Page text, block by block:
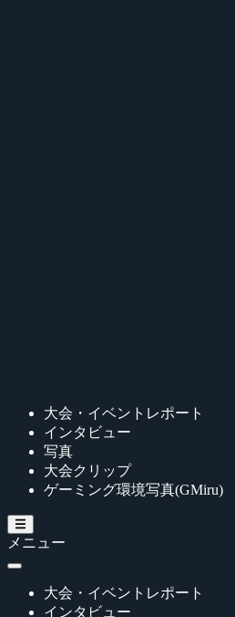
大会・イベントレポート
インタビュー
写真
大会クリップ
ゲーミング環境写真(GMiru)
メニュー
大会・イベントレポート
インタビュー